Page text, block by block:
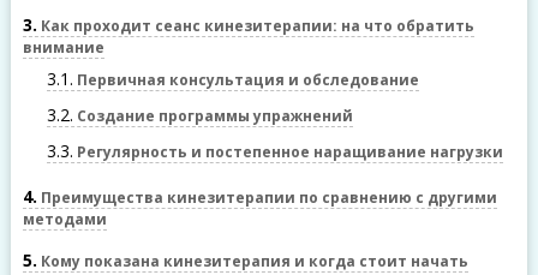
3 Как проходит сеанс кинезитерапии: на что обратить
внимание
3.1 Первичная консультация и обследование
3.2 Создание программы упражнений
3.3 Регулярность и постепенное наращивание нагрузки
4 Преимущества кинезитерапии по сравнению с другими
методами
5 Кому показана кинезитерапия и когда стоит начать